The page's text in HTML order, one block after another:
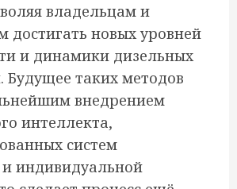
владельцам и
достигать новых уровней
и динамики дизельных
Будущее таких методов
внедрением
интеллекта,
систем
индивидуальной